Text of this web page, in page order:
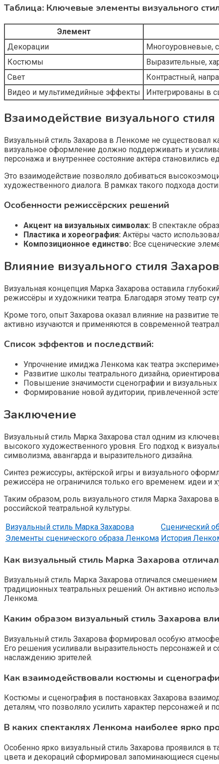
Таблица: Ключевые элементы визуального
Элемент
Декорации
Многоуровневые,
Костюмы
Выразительные,
Свет
Контрастный,
Видео и мультимедийные эффекты
Интегрированы в
Взаимодействие визуального
Визуальный стиль Захарова в Ленкоме не существовал
визуальное оформление должно поддерживать и
персонажа и внутреннее состояние актёра становились
Это взаимодействие позволяло добиваться
художественного диалога. В рамках такого подхода
Особенности режиссёрских решений
Акцент на визуальных символах: В спектакле
Пластика и хореография: Актёры часто
Композиционное единство: Все сценические
Влияние визуального стиля
Визуальная концепция Марка Захарова оставила
режиссёры и художники театра. Благодаря этому театр
Кроме того, опыт Захарова оказал влияние на развитие
активно изучаются и применяются в современной
Список эффектов и последствий:
Упрочнение имиджа Ленкома как театра
Развитие школы театрального дизайна,
Повышение значимости сценографии и
Формирование новой аудитории, привлеченной
Заключение
Визуальный стиль Марка Захарова стал одним из
высокого художественного уровня. Его подход к
символизма, авангарда и выразительного дизайна.
Синтез режиссуры, актёрской игры и визуального
режиссёра не ограничился только его временем: идеи
Таким образом, роль визуального стиля Марка
российской театральной культуры.
Визуальный стиль Марка Захарова
Сценический
Элементы сценического образа Ленкома История
Как визуальный стиль Марка Захарова
Визуальный стиль Марка Захарова отличался
традиционных театральных решений. Он активно
Ленкома.
Каким образом визуальный стиль Захарова
Визуальный стиль Захарова формировал особую
Его решения усиливали выразительность персонажей и
наслаждению зрителей.
Как взаимодействовали костюмы и
Костюмы и сценография в постановках Захарова
деталям, что позволяло усилить характер персонажей
В каких спектаклях Ленкома наиболее ярко
Особенно ярко визуальный стиль Захарова проявился в
цвета и декораций сформировал запоминающиеся